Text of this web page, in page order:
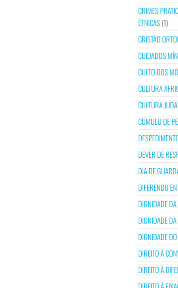
CRIMES
ÉTNICAS(1)
CRISTÃO
CUIDADOS
CULTO DOS
CULTURA
CULTURA
CÚMULO DE
DEVER DE
DIA DE
DIFERENDO
DIGNIDADE
DIGNIDADE
DIGNIDADE
DIREITO À
DIREITO À